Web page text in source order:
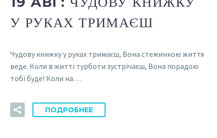
У РУКАХ ТРИМАЄШ
Чудову книжку у руках тримаєш, Вона стежинкою життя
веде. Коли в життi турботи зустрiчаєш, Вона порадою
тобi буде! Коли на…
ПОДРОБНЕЕ